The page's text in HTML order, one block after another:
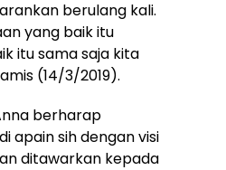
berulang kali.
yang baik itu
itu sama saja kita
(14/3/2019).
berharap
apain sih dengan visi
ditawarkan kepada